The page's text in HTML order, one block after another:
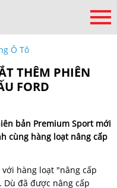
Ô Tô
THÊM PHIÊN
FORD
bản Premium Sport mới
cùng hàng loạt nâng cấp
với hàng loạt "nâng cấp
đã được nâng cấp